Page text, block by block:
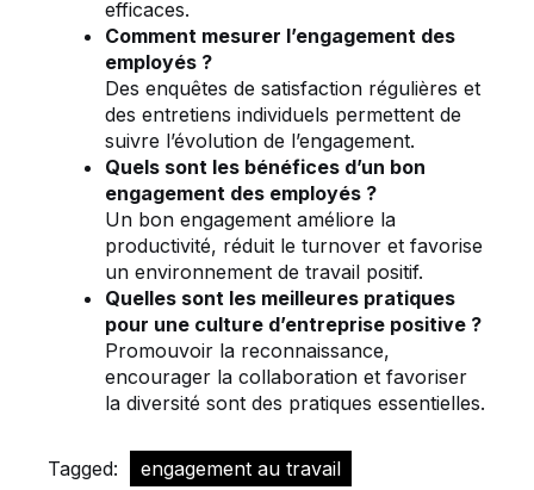
efficaces.
Comment mesurer l’engagement des
employés ?
Des enquêtes de satisfaction régulières et
des entretiens individuels permettent de
suivre l’évolution de l’engagement.
Quels sont les bénéfices d’un bon
engagement des employés ?
Un bon engagement améliore la
productivité, réduit le turnover et favorise
un environnement de travail positif.
Quelles sont les meilleures pratiques
pour une culture d’entreprise positive ?
Promouvoir la reconnaissance,
encourager la collaboration et favoriser
la diversité sont des pratiques essentielles.
Tagged:
engagement au travail